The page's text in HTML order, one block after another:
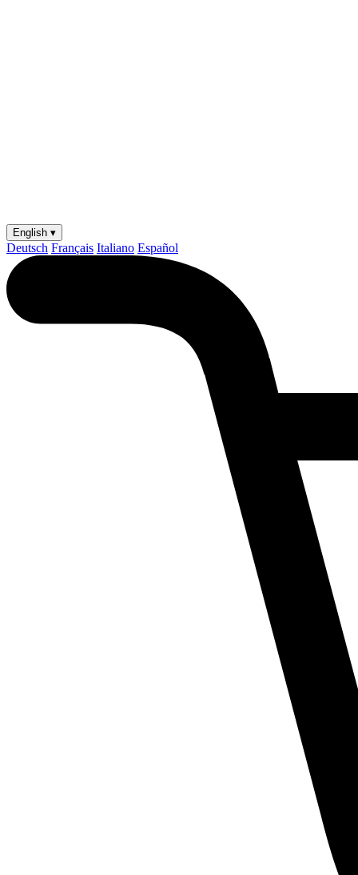
English ▾
Deutsch Français Italiano Español